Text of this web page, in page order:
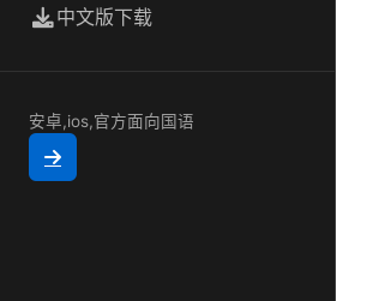
中文版下载
安卓,ios,官方面向国语